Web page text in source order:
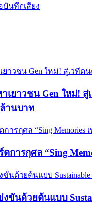
บันทึกเสียง
ยาวชน Gen ใหม่! สู่เ
ล้านบาท
การกุศล “Sing
งขันด้วยต้นแบบ